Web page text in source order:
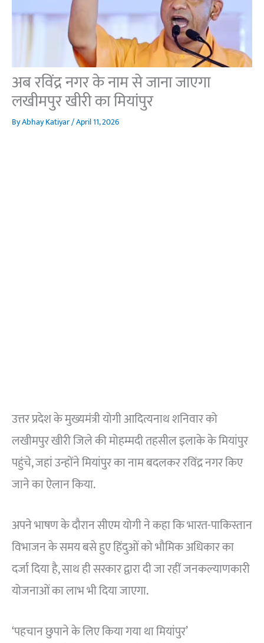
अब रविंद्र नगर के नाम से जाना जाएगा
लखीमपुर खीरी का मियांपुर
ByAbhay Katiyar/April 11, 2026
उत्तर प्रदेश के मुख्यमंत्री योगी आदित्यनाथ शनिवार को
लखीमपुर खीरी जिले की मोहम्मदी तहसील इलाके के मियांपुर
पहुंचे, जहां उन्होंने मियांपुर का नाम बदलकर रविंद्र नगर किए
जाने का ऐलान किया.
अपने भाषण के दौरान सीएम योगी ने कहा कि भारत-पाकिस्तान
विभाजन के समय बसे हुए हिंदुओं को भौमिक अधिकार का
दर्जा दिया है, साथ ही सरकार द्वारा दी जा रहीं जनकल्याणकारी
योजनाओं का लाभ भी दिया जाएगा.
‘पहचान छुपाने के लिए किया गया था मियांपुर’